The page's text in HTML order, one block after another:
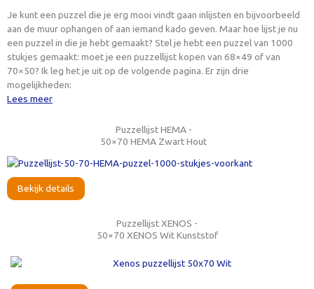
Je kunt een puzzel die je erg mooi vindt gaan inlijsten en bijvoorbeeld
aan de muur ophangen of aan iemand kado geven. Maar hoe lijst je nu
een puzzel in die je hebt gemaakt? Stel je hebt een puzzel van 1000
stukjes gemaakt: moet je een puzzellijst kopen van 68×49 of van
70×50? Ik leg het je uit op de volgende pagina. Er zijn drie
mogelijkheden:
Lees meer
Puzzellijst HEMA -
50×70 HEMA Zwart Hout
Bekijk details
Puzzellijst XENOS -
50×70 XENOS Wit Kunststof